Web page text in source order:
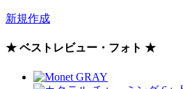
新規作成
★ ベストレビュー・フォト ★